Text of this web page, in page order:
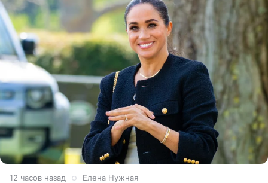
12 часов назад Елена Нужная